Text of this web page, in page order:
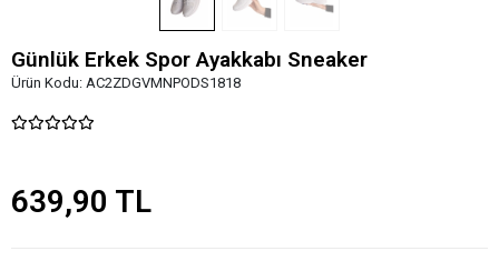
Günlük Erkek Spor Ayakkabı Sneaker
Ürün Kodu: AC2ZDGVMNPODS1818
639,90 TL